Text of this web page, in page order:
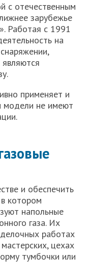
с отечественным
зарубежье
Работая с 1991
на
применяет и
модели не имеют
и обеспечить
котором
напольные
газа. Их
работах
цехах
тумбочки или